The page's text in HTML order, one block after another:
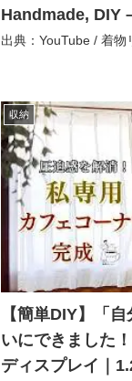
Handmade, DIY
出典：YouTube / 着
収納
【簡単DIY】「
いにできました
ディスプレイ｜